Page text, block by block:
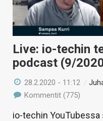
Live: io-techin
podcast (9/
28.2.2020 - 11:12 /
Kommentit (775)
io-techin